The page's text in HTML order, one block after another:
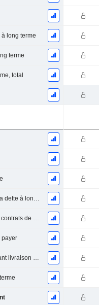
long terme
terme
total
Part à court terme de la dette à long terme
Part à court terme des contrats de location
payer
Revenus collectés avant livraison du produit/service